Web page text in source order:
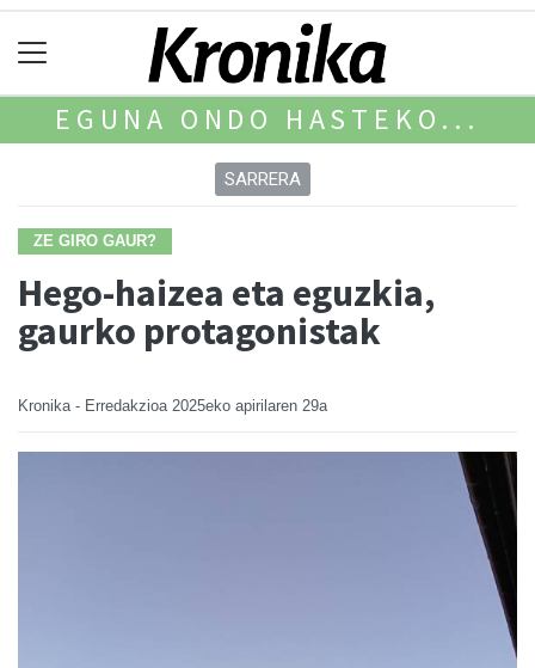
EGUNA ONDO HASTEKO...
SARRERA
ZE GIRO GAUR?
Hego-haizea eta eguzkia,
gaurko protagonistak
Kronika - Erredakzioa 2025eko apirilaren 29a